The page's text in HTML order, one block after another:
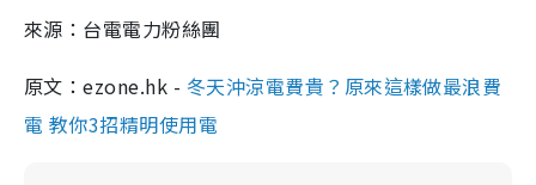
來源：台電電力粉絲團
原文：ezone.hk - 冬天沖涼電費貴？原來這樣做最浪費
電 教你3招精明使用電